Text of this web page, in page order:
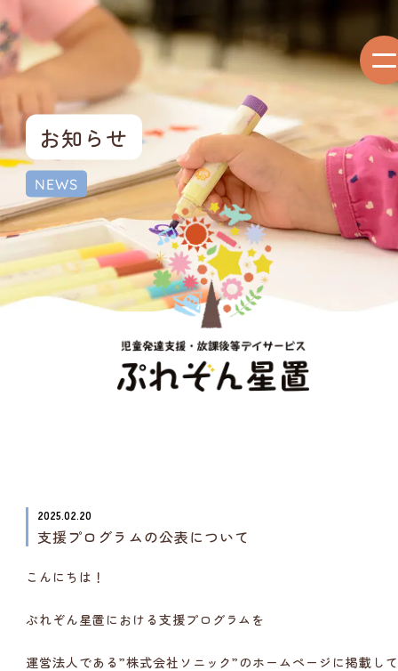
お知らせ
NEWS
2025.02.20
支援プログラムの公表について
こんにちは！
ぷれぞん星置における支援プログラム を
運営法人である”株式会社ソニック”のホームページに掲載し